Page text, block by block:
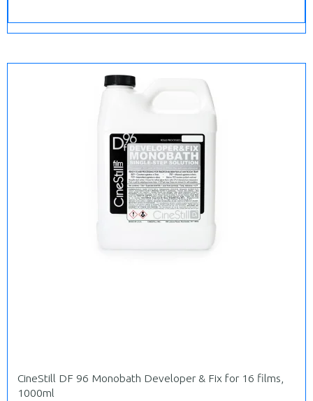
CineStill DF 96 Monobath Developer & Fix for 16 films,
1000ml